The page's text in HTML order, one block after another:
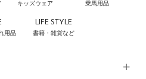
キッズウェア 乗馬用品
用品
LIFE STYLE
書籍・雑貨など